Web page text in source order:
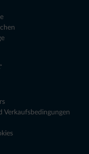
Verkaufsbedingungen